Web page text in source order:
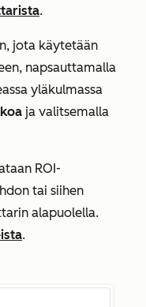
.
jota käytetään
napsauttamalla
yläkulmassa
ja valitsemalla
ROI-
tai siihen
alapuolella.
.